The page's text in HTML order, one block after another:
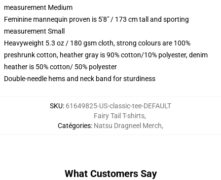
measurement Medium
Feminine mannequin proven is 5'8" / 173 cm tall and sporting
measurement Small
Heavyweight 5.3 oz / 180 gsm cloth, strong colours are 100%
preshrunk cotton, heather gray is 90% cotton/10% polyester, denim
heather is 50% cotton/ 50% polyester
Double-needle hems and neck band for sturdiness
SKU: 61649825-US-classic-tee-DEFAULT
Catégories:
Fairy Tail T-shirts,
Natsu Dragneel Merch,
What Customers Say